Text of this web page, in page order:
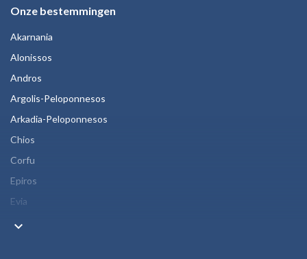
Onze bestemmingen
Akarnania
Alonissos
Andros
Argolis-Peloponnesos
Arkadia-Peloponnesos
Chios
Corfu
Epiros
Evia
keyboard_arrow_down